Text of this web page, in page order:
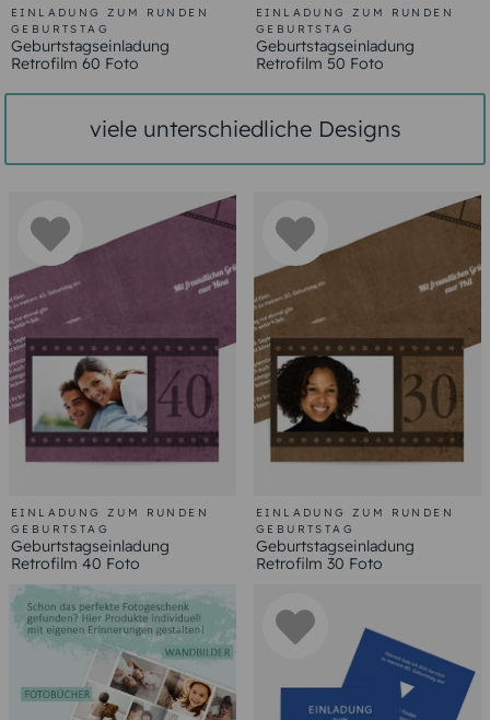
EINLADUNG ZUM RUNDEN
GEBURTSTAG
Geburtstagseinladung
Retrofilm 60 Foto
EINLADUNG ZUM RUNDEN
GEBURTSTAG
Geburtstagseinladung
Retrofilm 50 Foto
viele unterschiedliche Designs
EINLADUNG ZUM RUNDEN
GEBURTSTAG
Geburtstagseinladung
Retrofilm 40 Foto
EINLADUNG ZUM RUNDEN
GEBURTSTAG
Geburtstagseinladung
Retrofilm 30 Foto